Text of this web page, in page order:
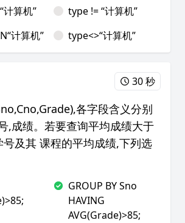
计算机”
type != “计算机”
计算机”
type<>“计算机”
30 秒
各字段含义分别
,成绩。若要查询平均成绩大于
及其 课程的平均成绩,下列选
GROUP BY Sno
HAVING
AVG(Grade)>85;